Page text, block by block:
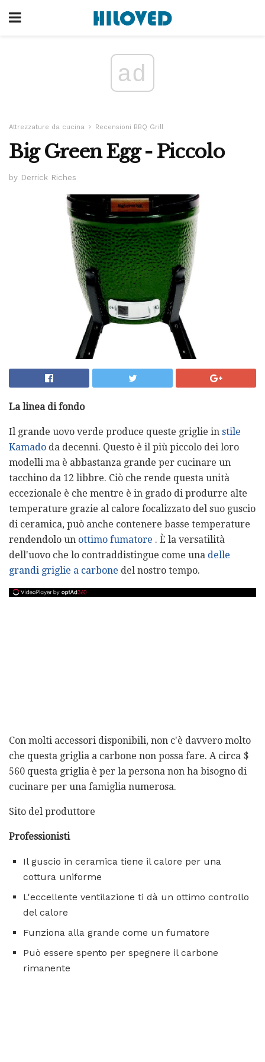
ad
Attrezzature da cucina Recensioni BBQ Grill
Big Green Egg - Piccolo
by Derrick Riches
La linea di fondo
Il grande uovo verde produce queste griglie in stile
Kamado da decenni. Questo è il più piccolo dei loro
modelli ma è abbastanza grande per cucinare un
tacchino da 12 libbre. Ciò che rende questa unità
eccezionale è che mentre è in grado di produrre alte
temperature grazie al calore focalizzato del suo guscio
di ceramica, può anche contenere basse temperature
rendendolo un ottimo fumatore . È la versatilità
dell'uovo che lo contraddistingue come una delle
grandi griglie a carbone del nostro tempo.
Con molti accessori disponibili, non c'è davvero molto
che questa griglia a carbone non possa fare. A circa $
560 questa griglia è per la persona non ha bisogno di
cucinare per una famiglia numerosa.
Sito del produttore
Professionisti
Il guscio in ceramica tiene il calore per una
cottura uniforme
L'eccellente ventilazione ti dà un ottimo controllo
del calore
Funziona alla grande come un fumatore
Può essere spento per spegnere il carbone
rimanente